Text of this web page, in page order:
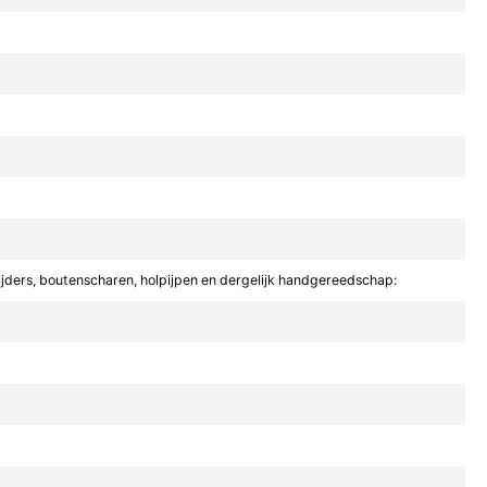
boutenscharen, holpijpen en dergelijk handgereedschap: